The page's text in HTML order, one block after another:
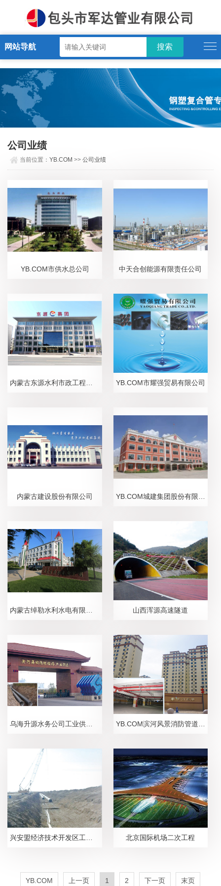
YB.COM
网站导航
公司业绩
当前位置：YB.COM >>公司业绩
YB.COM市供水总公司 中天合创能源有限责任公司
内蒙古东源水利市政工程有限责任公司 YB.COM市耀强贸易有限公司
内蒙古建设股份有限公司 YB.COM城建集团股份有限公司
内蒙古绰勒水利水电有限责任公司 山西浑源高速隧道
乌海升源水务公司工业供水项目 YB.COM滨河风景消防管道工程
兴安盟经济技术开发区工业供水工程管线 北京国际机场二次工程
YB.COM 上一页 1 2 下一页 末页